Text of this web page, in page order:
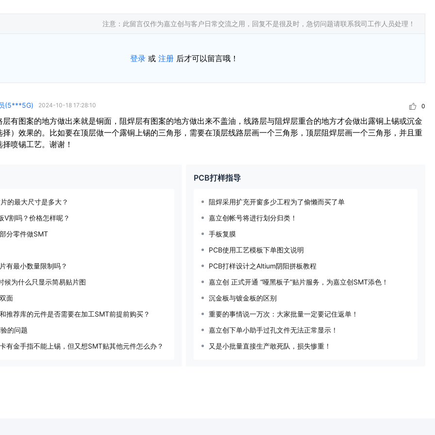
注意：此留言仅作为嘉立创与客户日常交流之用，回复不是很及时，急切问题请联系我司工作人员处理！
登录或 注册后才可以留言哦！
(5***5G) 2024-10-18 17:28:10 0
层有图案的地方做出来就是铜面，阻焊层有图案的地方做出来不盖油，线路层与阻焊层重合的地方才会做出露铜上锡或沉金
择）效果的。比如要在顶层做一个露铜上锡的三角形，需要在顶层线路层画一个三角形，顶层阻焊层画一个三角形，并且重
喷锡工艺。谢谢！
的最大尺寸是多大？
V割吗？价格怎样呢？
分零件做SMT
有最小数量限制吗？
候为什么只显示简易贴片图
面
推荐库的元件是否需要在加工SMT前提前购买？
的问题
有金手指不能上锡，但又想SMT贴其他元件怎么办？
PCB打样指导
阻焊采用扩充开窗多少工程为了偷懒而买了单
嘉立创帐号将进行划分归类！
手板复膜
PCB使用工艺模板下单图文说明
PCB打样设计之Altium阴阳拼板教程
嘉立创 正式开通 “哑黑板子”贴片服务，为嘉立创SMT添色！
沉金板与镀金板的区别
重要的事情说一万次：大家批量一定要记住返单！
嘉立创下单小助手过孔文件无法正常显示！
又是小批量直接生产敢死队，损失惨重！